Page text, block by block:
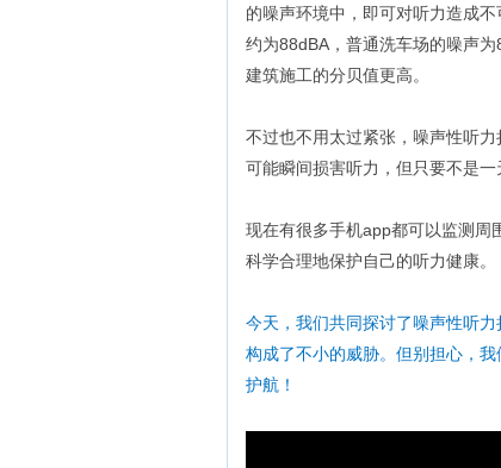
的噪声环境中，即可对听力造成
约为88dBA，普通洗车场的噪声
建筑施工的分贝值更高。
不过也不用太过紧张，噪声性听
可能瞬间损害听力，但只要不是一
现在有很多手机app都可以监测周
科学合理地保护自己的听力健康。
今天，我们共同探讨了噪声性听
构成了不小的威胁。但别担心，
护航！